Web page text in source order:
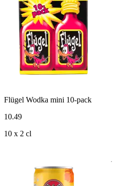
Flügel Wodka mini 10-pack
10.49
10 x 2 cl